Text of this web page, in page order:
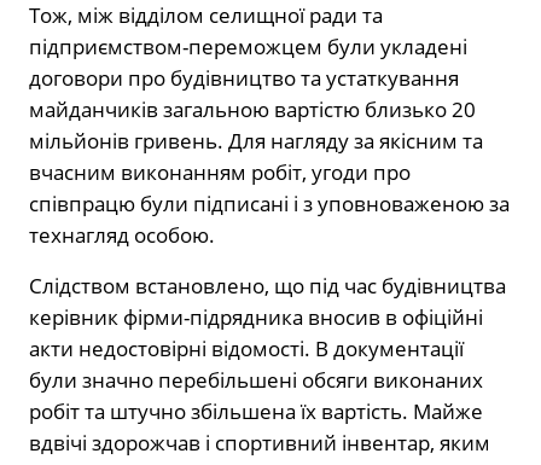
Тож, між відділом селищної ради та
підприємством-переможцем були укладені
договори про будівництво та устаткування
майданчиків загальною вартістю близько 20
мільйонів гривень. Для нагляду за якісним та
вчасним виконанням робіт, угоди про
співпрацю були підписані і з уповноваженою за
технагляд особою.
Слідством встановлено, що під час будівництва
керівник фірми-підрядника вносив в офіційні
акти недостовірні відомості. В документації
були значно перебільшені обсяги виконаних
робіт та штучно збільшена їх вартість. Майже
вдвічі здорожчав і спортивний інвентар, яким